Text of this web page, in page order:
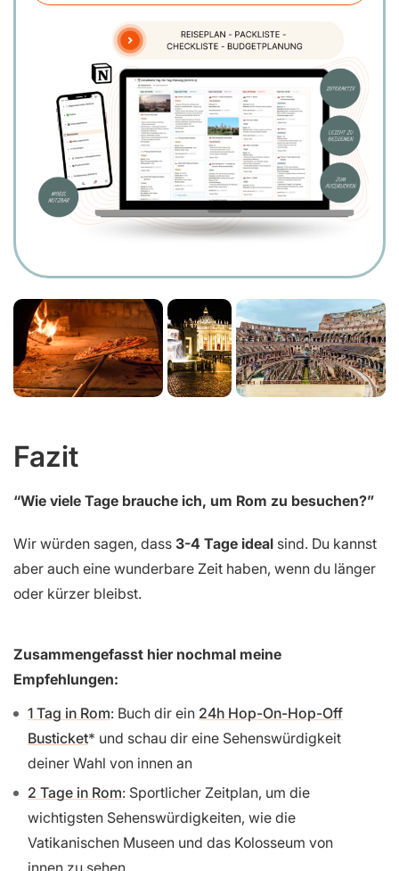
Fazit
“Wie viele Tage brauche ich, um Rom zu besuchen?”
Wir würden sagen, dass 3-4 Tage ideal sind. Du kannst
aber auch eine wunderbare Zeit haben, wenn du länger
oder kürzer bleibst.
Zusammengefasst hier nochmal meine
Empfehlungen:
1 Tag in Rom: Buch dir ein 24h Hop-On-Hop-Off
Busticket
und schau dir eine Sehenswürdigkeit
deiner Wahl von innen an
2 Tage in Rom: Sportlicher Zeitplan, um die
wichtigsten Sehenswürdigkeiten, wie die
Vatikanischen Museen und das Kolosseum von
innen zu sehen